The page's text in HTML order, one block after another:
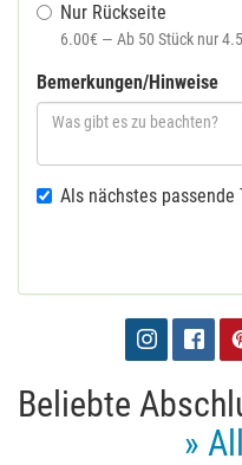
Nur Rückseite
6.00€ — Ab 50 Stück nur
Bemerkungen/Hinweise
Als nächstes passende
Beliebte
»